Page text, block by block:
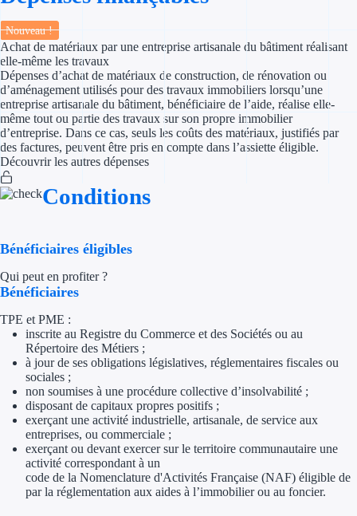
Prêts publics
Prêt
Prêt
Appel à projet
Solutions MAPi
Simulateur d'éligibilité
Trouvez des idées de
Nouveau !
Achat de matériaux par une entreprise artisanale du bâtiment réalisant
elle-même les travaux
Dépenses d’achat de matériaux de construction, de rénovation ou
d’aménagement utilisés pour des travaux immobiliers lorsqu’une
entreprise artisanale du bâtiment, bénéficiaire de l’aide, réalise elle-
même tout ou partie des travaux sur son propre immobilier
d’entreprise. Dans ce cas, seuls les coûts des matériaux, justifiés par
des factures, peuvent être pris en compte dans l’assiette éligible.
Découvrir les autres dépenses
Conditions
Bénéficiaires éligibles
Qui peut en profiter ?
Bénéficiaires
TPE et PME :
inscrite au Registre du Commerce et des Sociétés ou au
Répertoire des Métiers ;
à jour de ses obligations législatives, réglementaires fiscales ou
sociales ;
non soumises à une procédure collective d’insolvabilité ;
disposant de capitaux propres positifs ;
exerçant une activité industrielle, artisanale, de service aux
entreprises, ou commerciale ;
exerçant ou devant exercer sur le territoire communautaire une
activité correspondant à un
code de la Nomenclature d'Activités Française (NAF) éligible de
par la réglementation aux aides à l’immobilier ou au foncier.